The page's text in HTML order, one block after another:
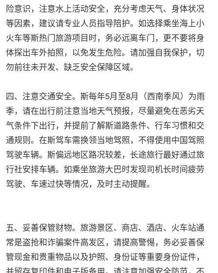
险意识，注意水上活动安全，充分考虑天气、身体状况
等因素，建议请专业人员指导陪护。如选择乘坐海上小
火车等斯热门旅游项目时，务必远离车门，更不要将身
体探出车外拍照，以免发生危险。请加强自我保护，切
勿前往未开发、缺乏安全保障区域。
四、注意交通安全。斯每年5月至8月（西南季风）为雨
季，请在出行前注意当地天气预报，尽量避免在恶劣天
气条件下出行，并提前了解斯道路条件、行车习惯和交
通规则。在斯驾车需换领当地驾照，不得使用中国驾照
驾驶车辆。斯偏远地区路况较差，长途旅行最好通过旅
行社安排车辆。如乘坐旅游大巴时发现司机长时间疲劳
驾驶、车速过快等情况，及时主动提醒。
五、妥善保管财物。旅游景区、商店、酒店、火车站通
常是盗抢和诈骗案件高发区，请提高警惕，务必妥善保
管现金和贵重物品以及护照、身份证等重要身份证件，